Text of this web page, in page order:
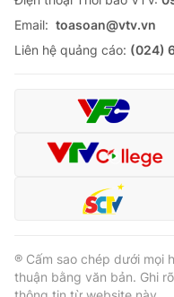
Email: toasoan@vtv.vn
Liên hệ quảng cáo: (024)
® Cấm sao chép dưới mọi
thuận bằng văn bản. Ghi